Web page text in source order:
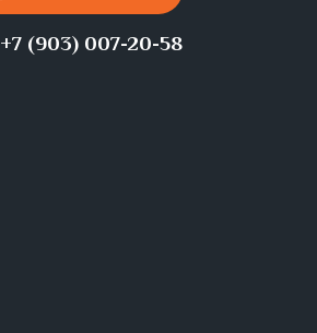
+7 (903) 007-20-58